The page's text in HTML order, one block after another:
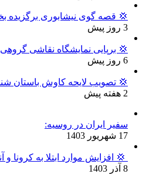
💢 قصه گوی نیشابوری برگزیده
3 روز پیش
💢 برپایی نمایشگاه نقاشی
6 روز پیش
💢 تصویب لایحه کاوش باستان
2 هفته پیش
سفیر ایران در روسیه:
17 شهریور 1403
💢 افزایش موارد ابتلا به کرونا و
8 آذر 1403